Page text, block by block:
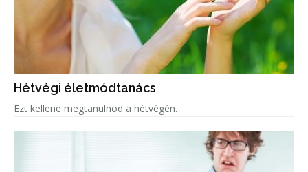
Hétvégi életmódtanács
Ezt kellene megtanulnod a hétvégén.